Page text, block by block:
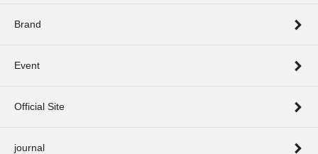
Brand
Event
Official Site
journal